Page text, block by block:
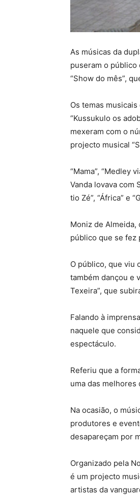
As músicas da
puseram o público
“Show do mês”,
Os temas musicais
“Kussukulo os
mexeram com o
projecto musical
“Mama”, “Medley
Vanda lovava com
tio Zé”, “África” e
Moniz de Almeida,
público que se fez
O público, que viu
também dançou e
Texeira”, que
Falando à
naquele que
espectáculo.
Referiu que a
uma das melhores
Na ocasião, o
produtores e
desapareçam por
Organizado pela
é um projecto
artistas da